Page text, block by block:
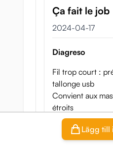
Lägg till
Ça fait le job
17 april 2024
2024-04-17
Diagreso
Fil trop court :
tallonge usb
Convient aux
étroits
Ne pas laisser
Finalement la